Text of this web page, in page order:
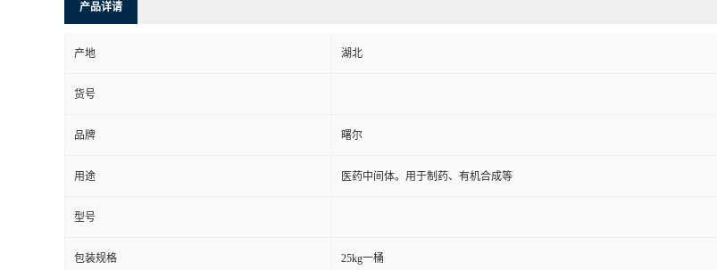
产品详请
产地 湖北
货号
品牌 曙尔
用途 医药中间体。用于制药、有机合成等
型号
包装规格 25kg一桶